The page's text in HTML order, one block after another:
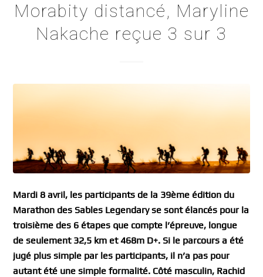
Morabity distancé, Maryline
Nakache reçue 3 sur 3
Mardi 8 avril, les participants de la 39ème édition du
Marathon des Sables Legendary se sont élancés pour la
troisième des 6 étapes que compte l’épreuve, longue
de seulement 32,5 km et 468m D+. Si le parcours a été
jugé plus simple par les participants, il n’a pas pour
autant été une simple formalité. Côté masculin, Rachid